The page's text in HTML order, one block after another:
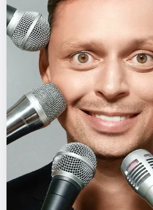
Спорт
События
Площадки
Артисты
Рейтинги